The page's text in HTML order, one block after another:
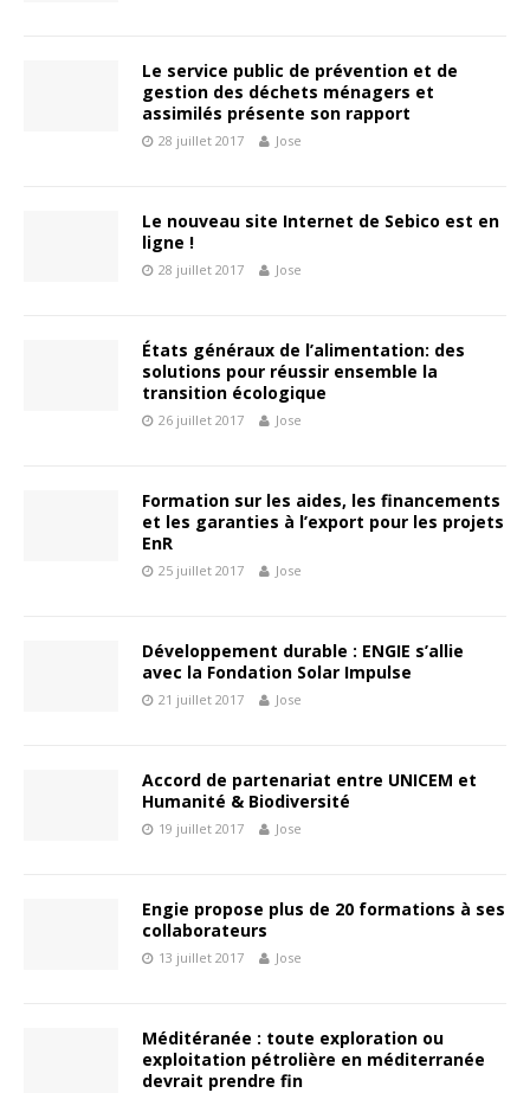
Le service public de prévention et de
gestion des déchets ménagers et
assimilés présente son rapport
28 juillet 2017 Jose
Le nouveau site Internet de Sebico est en
ligne !
28 juillet 2017 Jose
États généraux de l’alimentation: des
solutions pour réussir ensemble la
transition écologique
26 juillet 2017 Jose
Formation sur les aides, les financements
et les garanties à l’export pour les projets
EnR
25 juillet 2017 Jose
Développement durable : ENGIE s’allie
avec la Fondation Solar Impulse
21 juillet 2017 Jose
Accord de partenariat entre UNICEM et
Humanité & Biodiversité
19 juillet 2017 Jose
Engie propose plus de 20 formations à ses
collaborateurs
13 juillet 2017 Jose
Méditéranée : toute exploration ou
exploitation pétrolière en méditerranée
devrait prendre fin